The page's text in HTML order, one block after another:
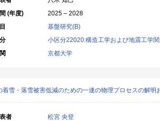
(年度)
2025 – 2028
基盤研究(B)
小区分22020:構造工学および地震工学
京都大学
着雪・落雪被害低減のための一連の物理プロセスの解明
者
松宮 央登